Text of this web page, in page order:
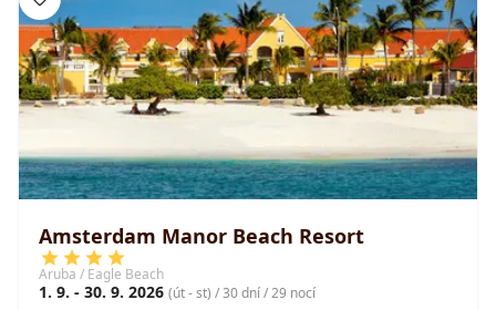
Amsterdam Manor Beach Resort
Aruba / Eagle Beach
1. 9. - 30. 9. 2026 (út - st) / 30 dní / 29 nocí